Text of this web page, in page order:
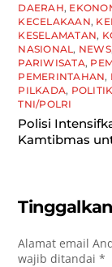
DAERAH,
KECELAKAAN,
KESELAMATAN,
NASIONAL , NEWS
PARIWISATA,
PEMERINTAHAN,
PILKADA, POLITIK
TNI/POLRI
Polisi
Kamtibmas
Alamat email
wajib ditandai*